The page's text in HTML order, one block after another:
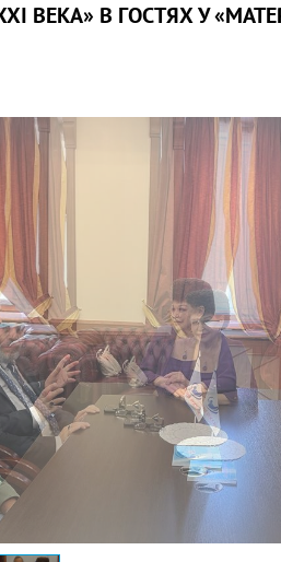
ВЕКА» В ГОСТЯХ У
ГОДОМ